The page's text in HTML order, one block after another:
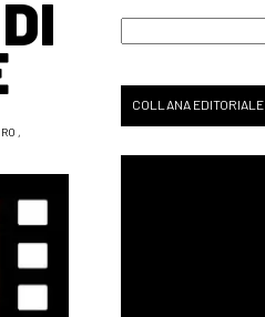
,
COLLANA EDITORIALE